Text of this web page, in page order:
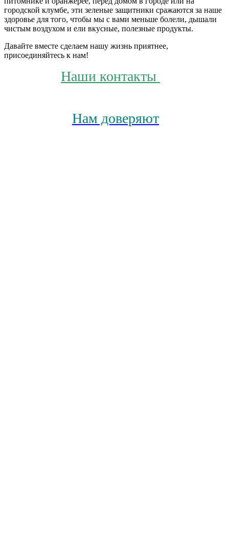
городской клумбе, эти зеленые защитники сражаются за наше
здоровье для того, чтобы мы с вами меньше болели, дышали
чистым воздухом и ели вкусные, полезные продукты.
Давайте вместе сделаем нашу жизнь приятнее,
присоединяйтесь к нам!
Наши контакты
Нам доверяют